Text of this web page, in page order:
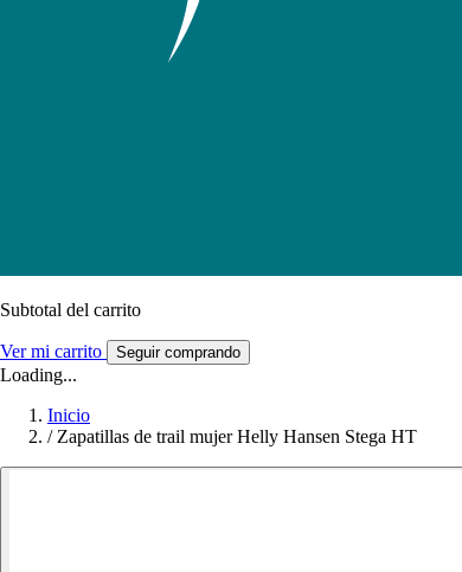
Subtotal del carrito
Ver mi carrito Seguir comprando
Loading...
Inicio
/ Zapatillas de trail mujer Helly Hansen Stega HT